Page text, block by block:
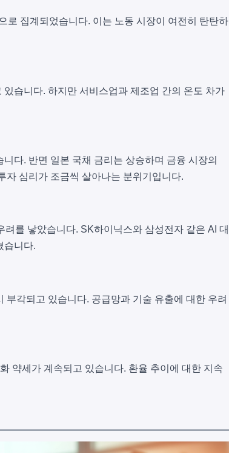
로 집계되었습니다. 이는 노동 시장이 여전히 탄탄하
습니다. 하지만 서비스업과 제조업 간의 온도 차가
다. 반면 일본 국채 금리는 상승하며 금융 시장의
자 심리가 조금씩 살아나는 분위기입니다.
를 낳았습니다. SK하이닉스와 삼성전자 같은 AI 대
습니다.
각되고 있습니다. 공급망과 기술 유출에 대한 우려
약세가 계속되고 있습니다. 환율 추이에 대한 지속